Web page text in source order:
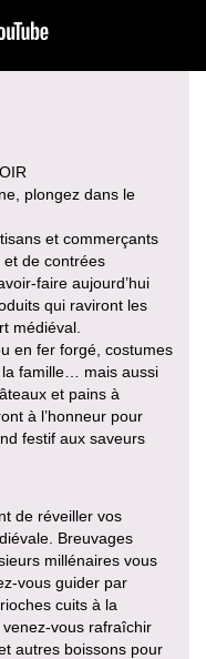
plongez dans le
et commerçants
de contrées
faire aujourd’hui
qui raviront les
médiéval.
en fer forgé, costumes
famille… mais aussi
et pains à
à l’honneur pour
festif aux saveurs
de réveiller vos
Breuvages
millénaires vous
vous guider par
cuits à la
vous rafraîchir
autres boissons pour